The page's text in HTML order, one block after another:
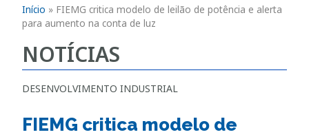
Início » FIEMG critica modelo de leilão de potência e alerta
para aumento na conta de luz
NOTÍCIAS
DESENVOLVIMENTO INDUSTRIAL
FIEMG critica modelo de